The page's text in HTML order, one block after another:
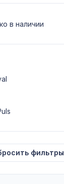
в наличии
фильтры